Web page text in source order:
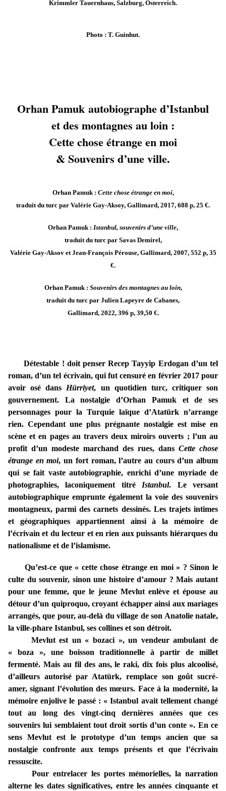
Krimmler Tauernhaus, Salzburg, Österreich.
Photo : T. Guinhut.
Orhan Pamuk autobiographe d’Istanbul
et des montagnes au loin :
Cette chose étrange en moi
& Souvenirs d’une ville.
Orhan Pamuk : Cette chose étrange en moi,
traduit du turc par Valérie Gay-Aksoy, Gallimard, 2017, 688 p, 25 €.
Orhan Pamuk : Istanbul, souvenirs d’une ville,
traduit du turc par Savas Demirel,
Valérie Gay-Aksov et Jean-François Pérouse, Gallimard, 2007, 552 p, 35
€.
Orhan Pamuk : Souvenirs des montagnes au loin,
traduit du turc par Julien Lapeyre de Cabanes,
Gallimard, 2022, 396 p, 39,50 €.
Détestable ! doit penser Recep Tayyip Erdogan d’un tel
roman, d’un tel écrivain, qui fut censuré en février 2017 pour
avoir osé dans Hürriyet, un quotidien turc, critiquer son
gouvernement. La nostalgie d’Orhan Pamuk et de ses
personnages pour la Turquie laïque d’Atatürk n’arrange
rien. Cependant une plus prégnante nostalgie est mise en
scène et en pages au travers deux miroirs ouverts ; l’un au
profit d’un modeste marchand des rues, dans Cette chose
étrange en moi, un fort roman, l’autre au cours d’un album
qui se fait vaste autobiographie, enrichi d’une myriade de
photographies, laconiquement titré Istanbul. Le versant
autobiographique emprunte également la voie des souvenirs
montagneux, parmi des carnets dessinés. Les trajets intimes
et géographiques appartiennent ainsi à la mémoire de
l’écrivain et du lecteur et en rien aux puissants hiérarques du
nationalisme et de l’islamisme.
Qu’est-ce que « cette chose étrange en moi » ? Sinon le
culte du souvenir, sinon une histoire d’amour ? Mais autant
pour une femme, que le jeune Mevlut enlève et épouse au
détour d’un quiproquo, croyant échapper ainsi aux mariages
arrangés, que pour, au-delà du village de son Anatolie natale,
la ville-phare Istanbul, ses collines et son détroit.
Mevlut est un « bozaci », un vendeur ambulant de
« boza », une boisson traditionnelle à partir de millet
fermenté. Mais au fil des ans, le raki, dix fois plus alcoolisé,
d’ailleurs autorisé par Atatürk, remplace son goût sucré-
amer, signant l’évolution des mœurs. Face à la modernité, la
mémoire enjolive le passé : « Istanbul avait tellement changé
tout au long des vingt-cinq dernières années que ces
souvenirs lui semblaient tout droit sortis d’un conte ». En ce
sens Mevlut est le prototype d’un temps ancien que sa
nostalgie confronte aux temps présents et que l’écrivain
ressuscite.
Pour entrelacer les portes mémorielles, la narration
alterne les dates significatives, entre les années cinquante et